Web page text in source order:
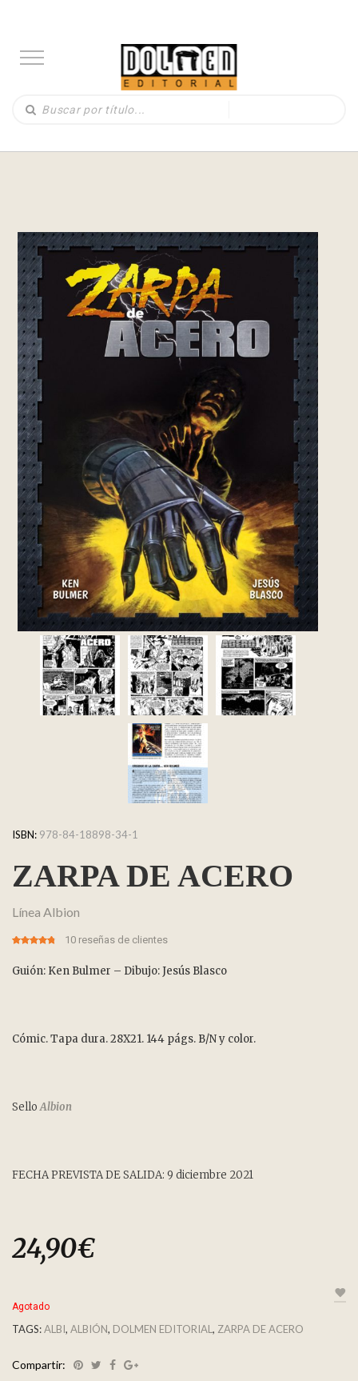
ISBN: 978-84-18898-34-1
ZARPA DE ACERO
Línea Albion
customer
ratings
10 reseñas de clientes
Guión: Ken Bulmer – Dibujo: Jesús Blasco
Cómic. Tapa dura. 28X21. 144 págs. B/N y color.
SelloAlbion
FECHA PREVISTA DE SALIDA: 9 diciembre 2021
24,90€
Agotado
TAGS:ALBI, ALBIÓN, DOLMEN EDITORIAL, ZARPA DE ACERO
Compartir: